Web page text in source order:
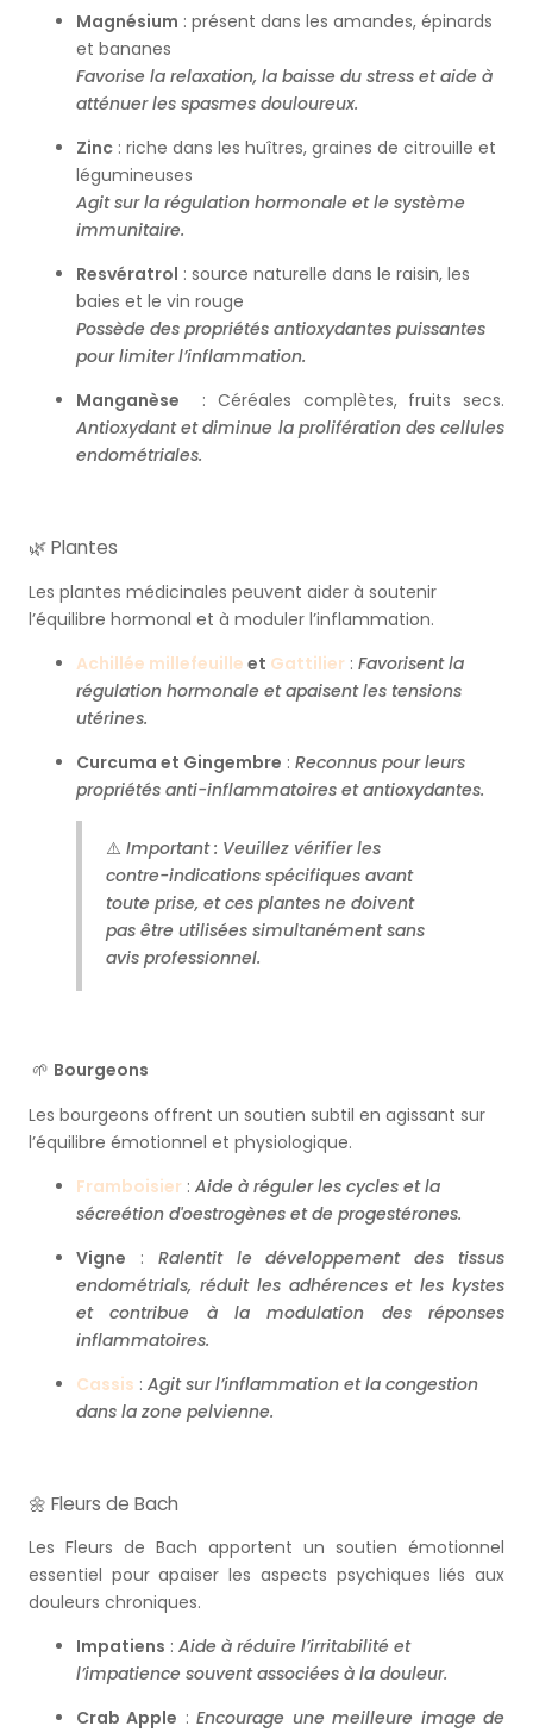
Magnésium : présent dans les amandes, épinards
et bananes
Favorise la relaxation, la baisse du stress et aide à
atténuer les spasmes douloureux.
Zinc : riche dans les huîtres, graines de citrouille et
légumineuses
Agit sur la régulation hormonale et le système
immunitaire.
Resvératrol : source naturelle dans le raisin, les
baies et le vin rouge
Possède des propriétés antioxydantes puissantes
pour limiter l’inflammation.
Manganèse : Céréales complètes, fruits secs.
Antioxydant et diminue la prolifération des cellules
endométriales.
🌿 Plantes
Les plantes médicinales peuvent aider à soutenir
l’équilibre hormonal et à moduler l’inflammation.
Achillée millefeuille et Gattilier : Favorisent la
régulation hormonale et apaisent les tensions
utérines.
Curcuma et Gingembre : Reconnus pour leurs
propriétés anti-inflammatoires et antioxydantes.
⚠️ Important : Veuillez vérifier les
contre-indications spécifiques avant
toute prise, et ces plantes ne doivent
pas être utilisées simultanément sans
avis professionnel.
🌱 Bourgeons
Les bourgeons offrent un soutien subtil en agissant sur
l’équilibre émotionnel et physiologique.
Framboisier : Aide à réguler les cycles et la
sécreétion d'oestrogènes et de progestérones.
Vigne : Ralentit le développement des tissus
endométrials, réduit les adhérences et les kystes
et contribue à la modulation des réponses
inflammatoires.
Cassis : Agit sur l’inflammation et la congestion
dans la zone pelvienne.
🌼 Fleurs de Bach
Les Fleurs de Bach apportent un soutien émotionnel
essentiel pour apaiser les aspects psychiques liés aux
douleurs chroniques.
Impatiens : Aide à réduire l’irritabilité et
l’impatience souvent associées à la douleur.
Crab Apple :Encourage une meilleure image de